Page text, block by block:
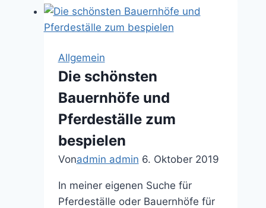
den
Adventskalender?
Allgemein
Die schönsten
Bauernhöfe und
Pferdeställe zum
bespielen
Vonadmin admin 6. Oktober 2019
In meiner eigenen Suche für
Pferdeställe oder Bauernhöfe für